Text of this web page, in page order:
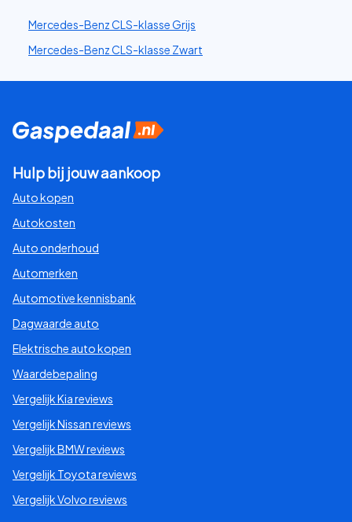
Mercedes-Benz CLS-klasse Grijs
Mercedes-Benz CLS-klasse Zwart
Hulp bij jouw aankoop
Auto kopen
Autokosten
Auto onderhoud
Automerken
Automotive kennisbank
Dagwaarde auto
Elektrische auto kopen
Waardebepaling
Vergelijk Kia reviews
Vergelijk Nissan reviews
Vergelijk BMW reviews
Vergelijk Toyota reviews
Vergelijk Volvo reviews